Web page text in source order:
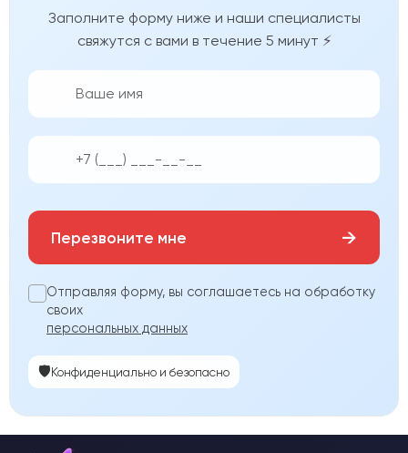
Заполните форму ниже и наши специалисты
свяжутся с вами в течение 5 минут ⚡
Перезвоните мне →
Отправляя форму, вы соглашаетесь на обработку
своих
персональных данных
🛡️Конфиденциально и безопасно